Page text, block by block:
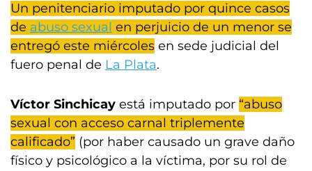
Un penitenciario imputado por quince casos
de abuso sexual en perjuicio de un menor se
entregó este miércoles en sede judicial del
fuero penal de La Plata.
Víctor Sinchicay está imputado por “abuso
sexual con acceso carnal triplemente
calificado” (por haber causado un grave daño
físico y psicológico a la víctima, por su rol de